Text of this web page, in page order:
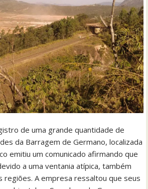
de uma grande quantidade de
da Barragem de Germano, localizada
emitiu um comunicado afirmando que
a uma ventania atípica, também
regiões. A empresa ressaltou que seus